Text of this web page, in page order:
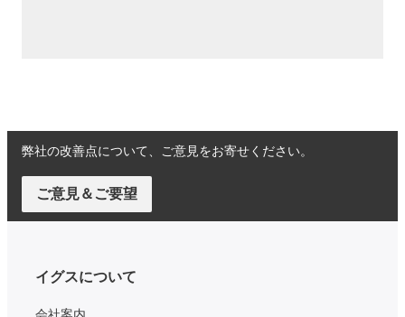
弊社の改善点について、ご意見をお寄せください。
ご意見＆ご要望
イグスについて